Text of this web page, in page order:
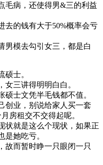
毛病，还使得男&三的利益
去的钱有大于50%概率会亏
男模去勾引女三，都是白
硕士。
女三讲得明明白白。
士文凭半毛钱都不值。
创业，别说给家人买一套
房租交不交得起呢。
状就是这么个现状，如果正
是她吃亏。
故而暂时睁一只眼闭一只